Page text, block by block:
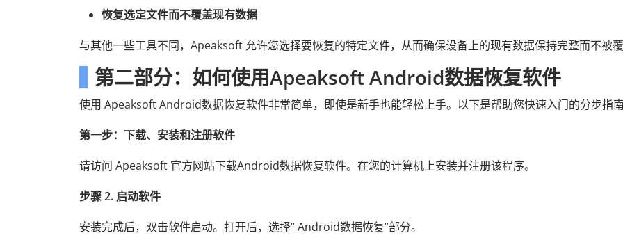
恢复选定文件而不覆盖现有数据
与其他一些工具不同，Apeaksoft 允许您选择要恢复的特定文件，从而确保设备上的现有数据保持完整而不被覆
第二部分：如何使用Apeaksoft Android数据恢复软件
使用 Apeaksoft Android数据恢复软件非常简单，即使是新手也能轻松上手。以下是帮助您快速入门的分步指南
第一步：下载、安装和注册软件
请访问 Apeaksoft 官方网站下载Android数据恢复软件。在您的计算机上安装并注册该程序。
步骤 2. 启动软件
安装完成后，双击软件启动。打开后，选择“ Android数据恢复”部分。